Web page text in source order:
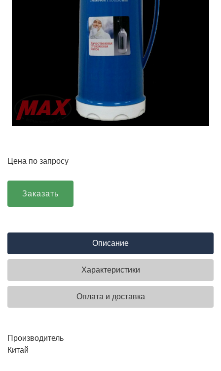
Цена по запросу
Заказать
Описание
Характеристики
Оплата и доставка
Производитель
Китай